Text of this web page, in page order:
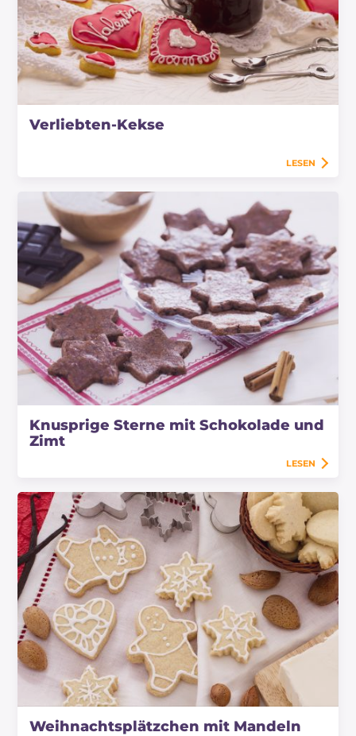
Verliebten-Kekse
LESEN
Knusprige Sterne mit Schokolade und
Zimt
LESEN
Weihnachtsplätzchen mit Mandeln